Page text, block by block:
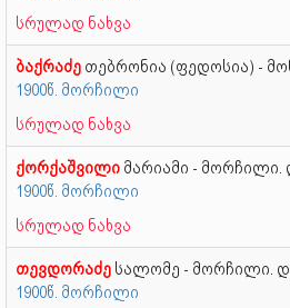
სრულად ნახვა
ბაქრაძე თებრონია (ფედოსია) -
1900წ. მორჩილი
სრულად ნახვა
ქორქაშვილი მარიამი - მორჩილი.
1900წ. მორჩილი
სრულად ნახვა
თევდორაძე სალომე - მორჩილი.
1900წ. მორჩილი